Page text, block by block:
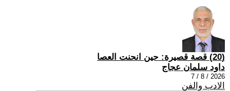
(20) قصة قصيرة: حين انحنت العصا
داود سلمان عجاج
2026 / 8 / 7
الادب والفن